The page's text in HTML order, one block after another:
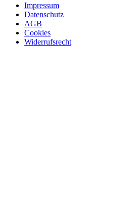
Impressum
Datenschutz
AGB
Cookies
Widerrufsrecht